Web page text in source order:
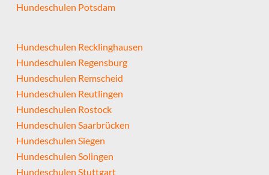
Hundeschulen Potsdam
Hundeschulen Recklinghausen
Hundeschulen Regensburg
Hundeschulen Remscheid
Hundeschulen Reutlingen
Hundeschulen Rostock
Hundeschulen Saarbrücken
Hundeschulen Siegen
Hundeschulen Solingen
Hundeschulen Stuttgart